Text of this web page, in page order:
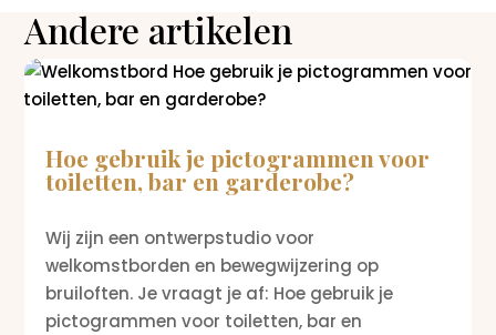
Andere artikelen
Hoe gebruik je pictogrammen voor
toiletten, bar en garderobe?
Wij zijn een ontwerpstudio voor
welkomstborden en bewegwijzering op
bruiloften. Je vraagt je af: Hoe gebruik je
pictogrammen voor toiletten, bar en